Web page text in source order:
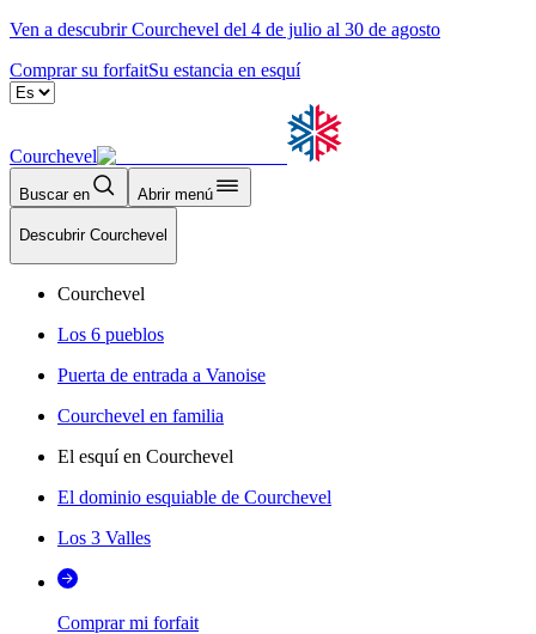
Ven a descubrir Courchevel del 4 de julio al 30 de agosto
Comprar su forfaitSu estancia en esquí
Courchevel
Buscar en Abrir menú
Descubrir Courchevel
Courchevel
Los 6 pueblos
Puerta de entrada a Vanoise
Courchevel en familia
El esquí en Courchevel
El dominio esquiable de Courchevel
Los 3 Valles
Comprar mi forfait